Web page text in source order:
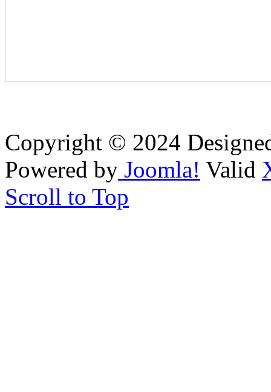
Copyright © 2024
Powered by Joomla! Valid
Scroll to Top